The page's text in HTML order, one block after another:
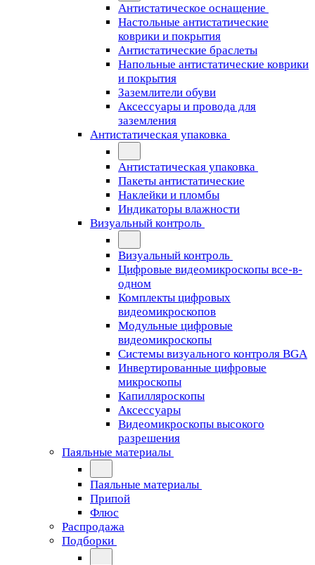
Антистатическое оснащение
Настольные антистатические
коврики и покрытия
Антистатические браслеты
Напольные антистатические коврики
и покрытия
Заземлители обуви
Аксессуары и провода для
заземления
Антистатическая упаковка
Антистатическая упаковка
Пакеты антистатические
Наклейки и пломбы
Индикаторы влажности
Визуальный контроль
Визуальный контроль
Цифровые видеомикроскопы все-в-
одном
Комплекты цифровых
видеомикроскопов
Модульные цифровые
видеомикроскопы
Cистемы визуального контроля BGA
Инвертированные цифровые
микроскопы
Капилляроскопы
Аксессуары
Видеомикроскопы высокого
разрешения
Паяльные материалы
Паяльные материалы
Припой
Флюс
Распродажа
Подборки